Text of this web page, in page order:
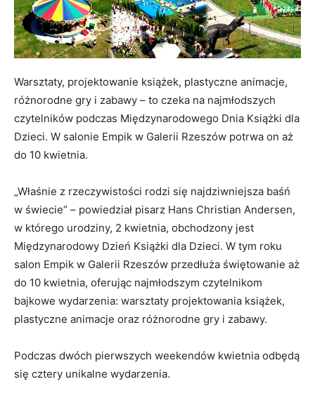
Warsztaty, projektowanie książek, plastyczne animacje,
różnorodne gry i zabawy – to czeka na najmłodszych
czytelników podczas Międzynarodowego Dnia Książki dla
Dzieci. W salonie Empik w Galerii Rzeszów potrwa on aż
do 10 kwietnia.
„Właśnie z rzeczywistości rodzi się najdziwniejsza baśń
w świecie” – powiedział pisarz Hans Christian Andersen,
w którego urodziny, 2 kwietnia, obchodzony jest
Międzynarodowy Dzień Książki dla Dzieci. W tym roku
salon Empik w Galerii Rzeszów przedłuża świętowanie aż
do 10 kwietnia, oferując najmłodszym czytelnikom
bajkowe wydarzenia: warsztaty projektowania książek,
plastyczne animacje oraz różnorodne gry i zabawy.
Podczas dwóch pierwszych weekendów kwietnia odbędą
się cztery unikalne wydarzenia.